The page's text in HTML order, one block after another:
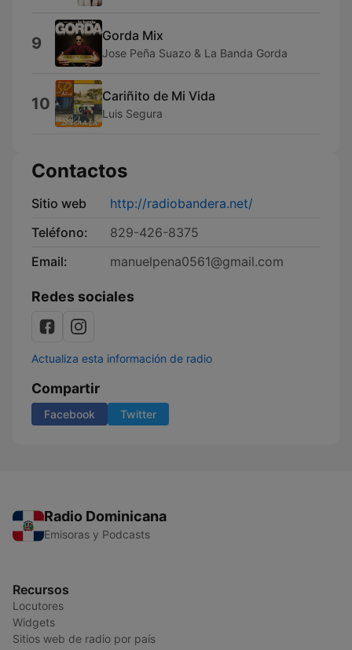
9 Gorda Mix
Jose Peña Suazo & La Banda Gorda
10 Cariñito de Mi Vida
Luis Segura
Contactos
Sitio web
http://radiobandera.net/
Teléfono:
829-426-8375
Email:
manuelpena0561@gmail.com
Redes sociales
Actualiza esta información de radio
Compartir
Facebook Twitter
Radio Dominicana
Emisoras y Podcasts
Recursos
Locutores
Widgets
Sitios web de radio por país